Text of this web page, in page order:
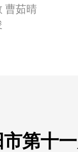
曹茹晴
第十